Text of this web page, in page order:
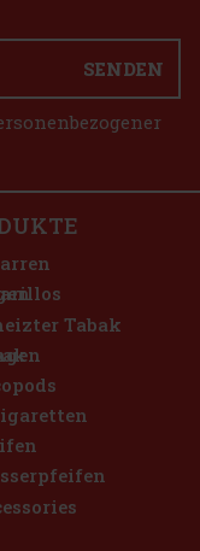
von
50%
SENDEN
Tabak